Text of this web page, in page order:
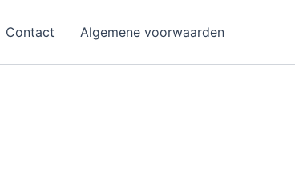
Contact Algemene voorwaarden